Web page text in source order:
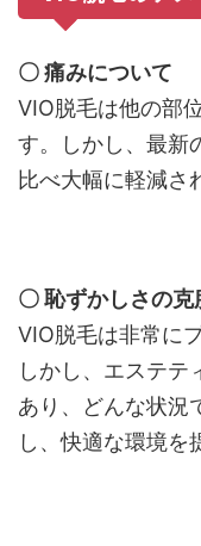
〇 痛みについて
VIO脱毛は他の部
す。しかし、最新
比べ大幅に軽減さ
〇 恥ずかしさの克
VIO脱毛は非常に
しかし、エステテ
あり、どんな状況
し、快適な環境を